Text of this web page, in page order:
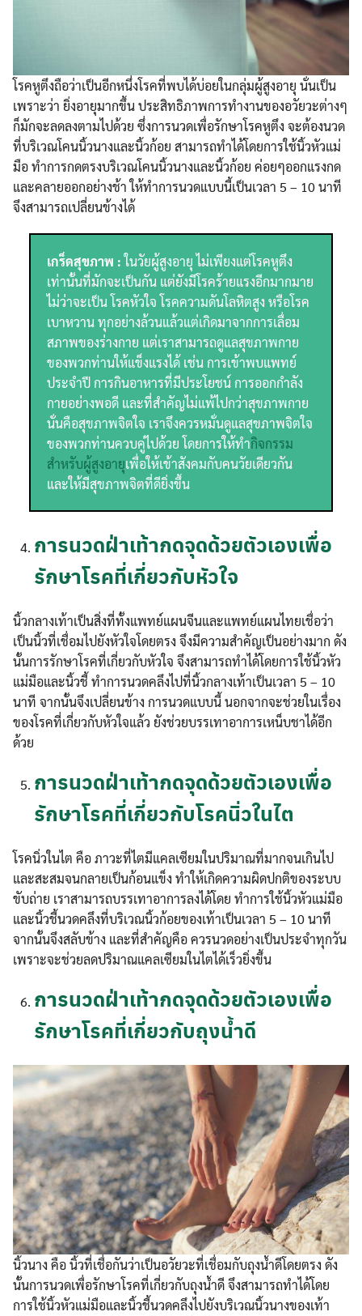
โรคหูตึงถือว่าเป็นอีกหนึ่งโรคที่พบได้บ่อยในกลุ่มผู้สูงอายุ นั่นเป็น
เพราะว่า ยิ่งอายุมากขึ้น ประสิทธิภาพการทำงานของอวัยวะต่างๆ
ก็มักจะลดลงตามไปด้วย ซึ่งการนวดเพื่อรักษาโรคหูตึง จะต้องนวด
ที่บริเวณโคนนิ้วนางและนิ้วก้อย สามารถทำได้โดยการใช้นิ้วหัวแม่
มือ ทำการกดตรงบริเวณโคนนิ้วนางและนิ้วก้อย ค่อยๆออกแรงกด
และคลายออกอย่างช้า ให้ทำการนวดแบบนี้เป็นเวลา 5 – 10 นาที
จึงสามารถเปลี่ยนข้างได้
เกร็ดสุขภาพ :ในวัยผู้สูงอายุ ไม่เพียงแต่โรคหูตึง
เท่านั้นที่มักจะเป็นกัน แต่ยังมีโรคร้ายแรงอีกมากมาย
ไม่ว่าจะเป็น โรคหัวใจ โรคความดันโลหิตสูง หรือโรค
เบาหวาน ทุกอย่างล้วนแล้วแต่เกิดมาจากการเลื่อม
สภาพของร่างกาย แต่เราสามารถดูแลสุขภาพกาย
ของพวกท่านให้แข็งแรงได้ เช่น การเข้าพบแพทย์
ประจำปี การกินอาหารที่มีประโยชน์ การออกกำลัง
กายอย่างพอดี และที่สำคัญไม่แพ้ไปกว่าสุขภาพกาย
นั่นคือสุขภาพจิตใจ เราจึงควรหมั่นดูแลสุขภาพจิตใจ
ของพวกท่านควบคู่ไปด้วย โดยการให้ทำกิจกรรม
สำหรับผู้สูงอายุเพื่อให้เข้าสังคมกับคนวัยเดียวกัน
และให้มีสุขภาพจิตที่ดียิ่งขึ้น
การนวดฝ่าเท้ากดจุดด้วยตัวเองเพื่อ
รักษาโรคที่เกี่ยวกับหัวใจ
นิ้วกลางเท้าเป็นสิ่งที่ทั้งแพทย์แผนจีนและแพทย์แผนไทยเชื่อว่า
เป็นนิ้วที่เชื่อมไปยังหัวใจโดยตรง จึงมีความสำคัญเป็นอย่างมาก ดัง
นั้นการรักษาโรคที่เกี่ยวกับหัวใจ จึงสามารถทำได้โดยการใช้นิ้วหัว
แม่มือและนิ้วชี้ ทำการนวดคลึงไปที่นิ้วกลางเท้าเป็นเวลา 5 – 10
นาที จากนั้นจึงเปลี่ยนข้าง การนวดแบบนี้ นอกจากจะช่วยในเรื่อง
ของโรคที่เกี่ยวกับหัวใจแล้ว ยังช่วยบรรเทาอาการเหน็บชาได้อีก
ด้วย
การนวดฝ่าเท้ากดจุดด้วยตัวเองเพื่อ
รักษาโรคที่เกี่ยวกับโรคนิ่วในไต
โรคนิ่วในไต คือ ภาวะที่ไตมีแคลเซียมในปริมาณที่มากจนเกินไป
และสะสมจนกลายเป็นก้อนแข็ง ทำให้เกิดความผิดปกติของระบบ
ขับถ่าย เราสามารถบรรเทาอาการลงได้โดย ทำการใช้นิ้วหัวแม่มือ
และนิ้วชี้นวดคลึงที่บริเวณนิ้วก้อยของเท้าเป็นเวลา 5 – 10 นาที
จากนั้นจึงสลับข้าง และที่สำคัญคือ ควรนวดอย่างเป็นประจำทุกวัน
เพราะจะช่วยลดปริมาณแคลเซียมในไตได้เร็วยิ่งขึ้น
การนวดฝ่าเท้ากดจุดด้วยตัวเองเพื่อ
รักษาโรคที่เกี่ยวกับถุงน้ำดี
นิ้วนาง คือ นิ้วที่เชื่อกันว่าเป็นอวัยวะที่เชื่อมกับถุงน้ำดีโดยตรง ดัง
นั้นการนวดเพื่อรักษาโรคที่เกี่ยวกับถุงน้ำดี จึงสามารถทำได้โดย
การใช้นิ้วหัวแม่มือและนิ้วชี้นวดคลึงไปยังบริเวณนิ้วนางของเท้า